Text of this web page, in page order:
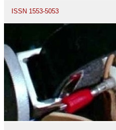
ISSN 1553-5053